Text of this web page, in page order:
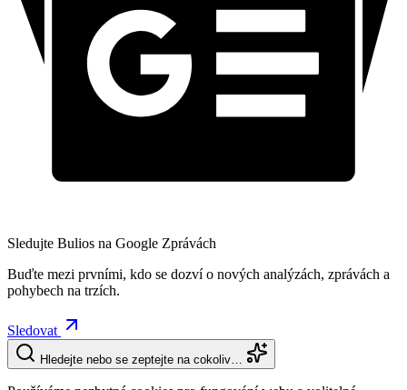
Sledujte Bulios na Google Zprávách
Buďte mezi prvními, kdo se dozví o nových analýzách, zprávách a
pohybech na trzích.
Sledovat
Hledejte nebo se zeptejte na cokoliv…